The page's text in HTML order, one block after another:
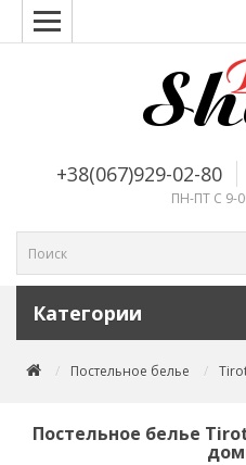
+38(067)929-02-80
ПН-ПТ С 9-
Категории
Постельное белье
Постельное белье